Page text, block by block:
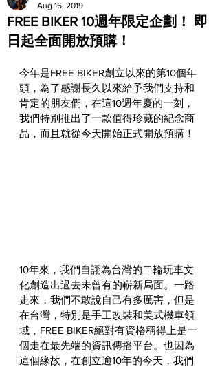
FREE BIKER 10週年限定企劃！ 即
日起全面開放預購！
Aug 16, 2019
今年是FREE BIKER創立以來的第10個年
頭，為了感謝長久以來給予我們支持和
肯定的朋友們，在這10週年慶的一刻，
我們特別推出了一款值得珍藏的紀念商
品，而且就從今天開始正式開放預購！
10年來，我們自詡為台灣的二輪玩車文
化創造出過去未曾有的嶄新局面。一路
走來，我們不敢說自己有多厲害，但是
在台灣，特別是手工改裝和美式機車領
域，FREE BIKER絕對有資格稱得上是一
個走在最先端的資訊傳播平台。也因為
這個緣故，在創立逾10年的今天，我們